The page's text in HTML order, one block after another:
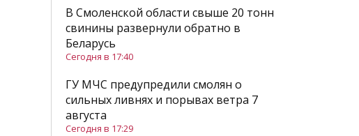
В Смоленской области свыше 20 тонн
свинины развернули обратно в
Беларусь
Сегодня в 17:40
ГУ МЧС предупредили смолян о
сильных ливнях и порывах ветра 7
августа
Сегодня в 17:29